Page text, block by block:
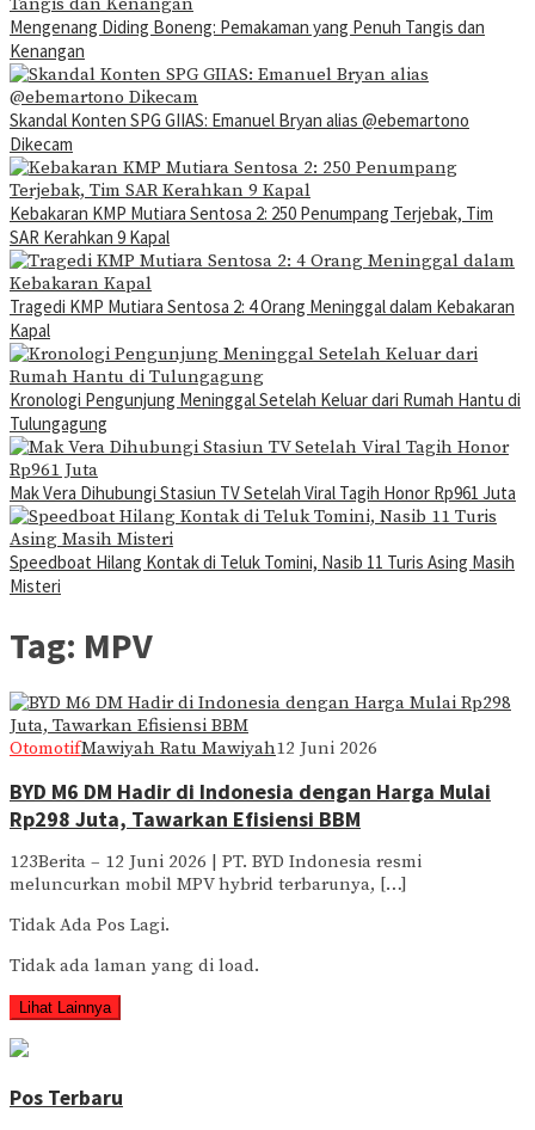
Mengenang Diding Boneng: Pemakaman yang Penuh Tangis dan
Kenangan
Skandal Konten SPG GIIAS: Emanuel Bryan alias @ebemartono
Dikecam
Kebakaran KMP Mutiara Sentosa 2: 250 Penumpang Terjebak, Tim
SAR Kerahkan 9 Kapal
Tragedi KMP Mutiara Sentosa 2: 4 Orang Meninggal dalam Kebakaran
Kapal
Kronologi Pengunjung Meninggal Setelah Keluar dari Rumah Hantu di
Tulungagung
Mak Vera Dihubungi Stasiun TV Setelah Viral Tagih Honor Rp961 Juta
Speedboat Hilang Kontak di Teluk Tomini, Nasib 11 Turis Asing Masih
Misteri
Tag: MPV
OtomotifMawiyah Ratu Mawiyah12 Juni 2026
BYD M6 DM Hadir di Indonesia dengan Harga Mulai
Rp298 Juta, Tawarkan Efisiensi BBM
123Berita – 12 Juni 2026 | PT. BYD Indonesia resmi
meluncurkan mobil MPV hybrid terbarunya, […]
Tidak Ada Pos Lagi.
Tidak ada laman yang di load.
Lihat Lainnya
Pos Terbaru